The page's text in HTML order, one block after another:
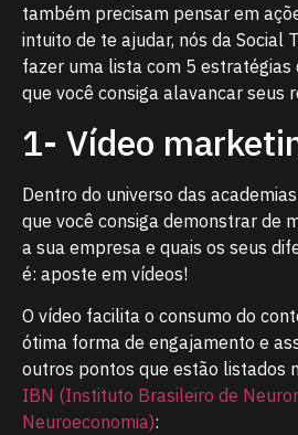
também precisam pensar em
intuito de te ajudar, nós da Social
fazer uma lista com 5 estratégias
que você consiga alavancar seus
1- Vídeo
Dentro do universo das
que você consiga demonstrar de
a sua empresa e quais os seus
é: aposte em vídeos!
O vídeo facilita o consumo do
ótima forma de engajamento e
outros pontos que estão listados
IBN (Instituto Brasileiro de
Neuroeconomia):